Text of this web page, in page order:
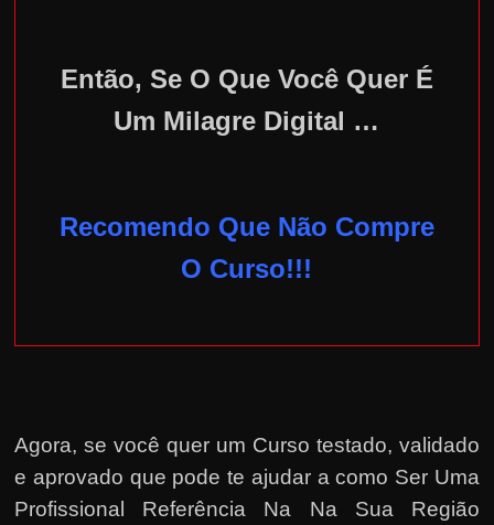
Então, Se O Que Você Quer É
Um Milagre Digital …
Recomendo Que Não Compre
O Curso!!!
Agora, se você quer um Curso testado, validado
e aprovado que pode te ajudar a como Ser Uma
Profissional Referência Na Na Sua Região